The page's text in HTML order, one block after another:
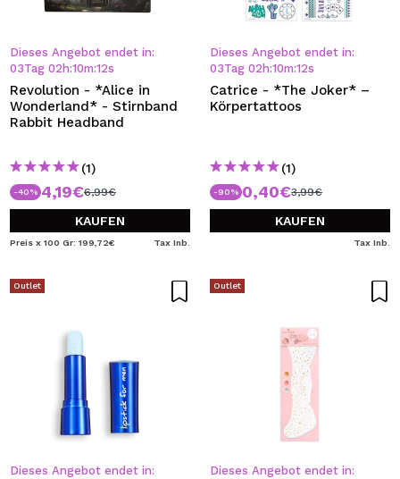
Dieses Angebot endet in:
03Tag 02 h:10m:12s
Revolution - *Alice in
Wonderland* - Stirnband
Rabbit Headband
(1)
-40% 4,19€6,99€
KAUFEN
Preis x 100 Gr: 199,72€ Tax Inb.
Dieses Angebot endet in:
03Tag 02 h:10m:12s
Catrice - *The Joker* –
Körpertattoos
(1)
-90% 0,40€3,99€
KAUFEN
Tax Inb.
Outlet
Dieses Angebot endet in:
Outlet
Dieses Angebot endet in: